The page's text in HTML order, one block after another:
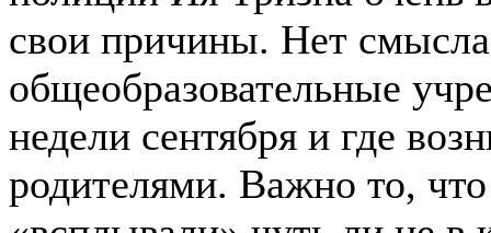
свои причины. Нет
общеобразовательные
недели сентября и где
родителями. Важно то,